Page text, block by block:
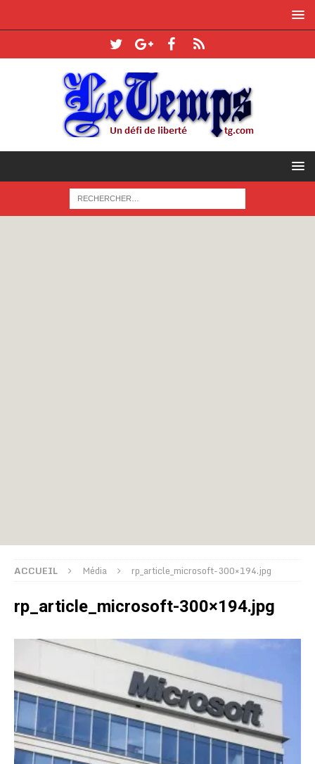
ACCUEIL Média rp_article_microsoft-300×194.jpg
rp_article_microsoft-300×194.jpg